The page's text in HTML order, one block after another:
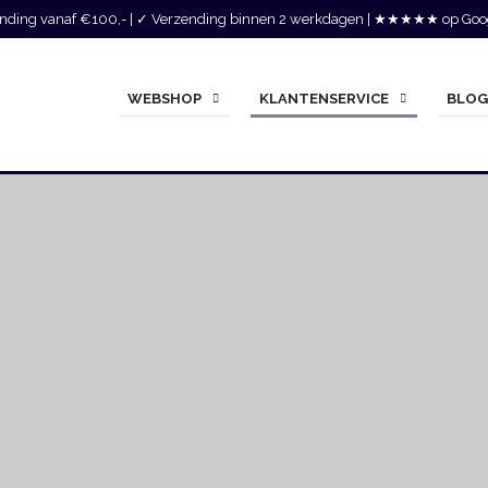
vanaf €100,- | ✓ Verzending binnen 2 werkdagen | ★★★★★ op
WEBSHOP KLANTENSERVICE BLOG